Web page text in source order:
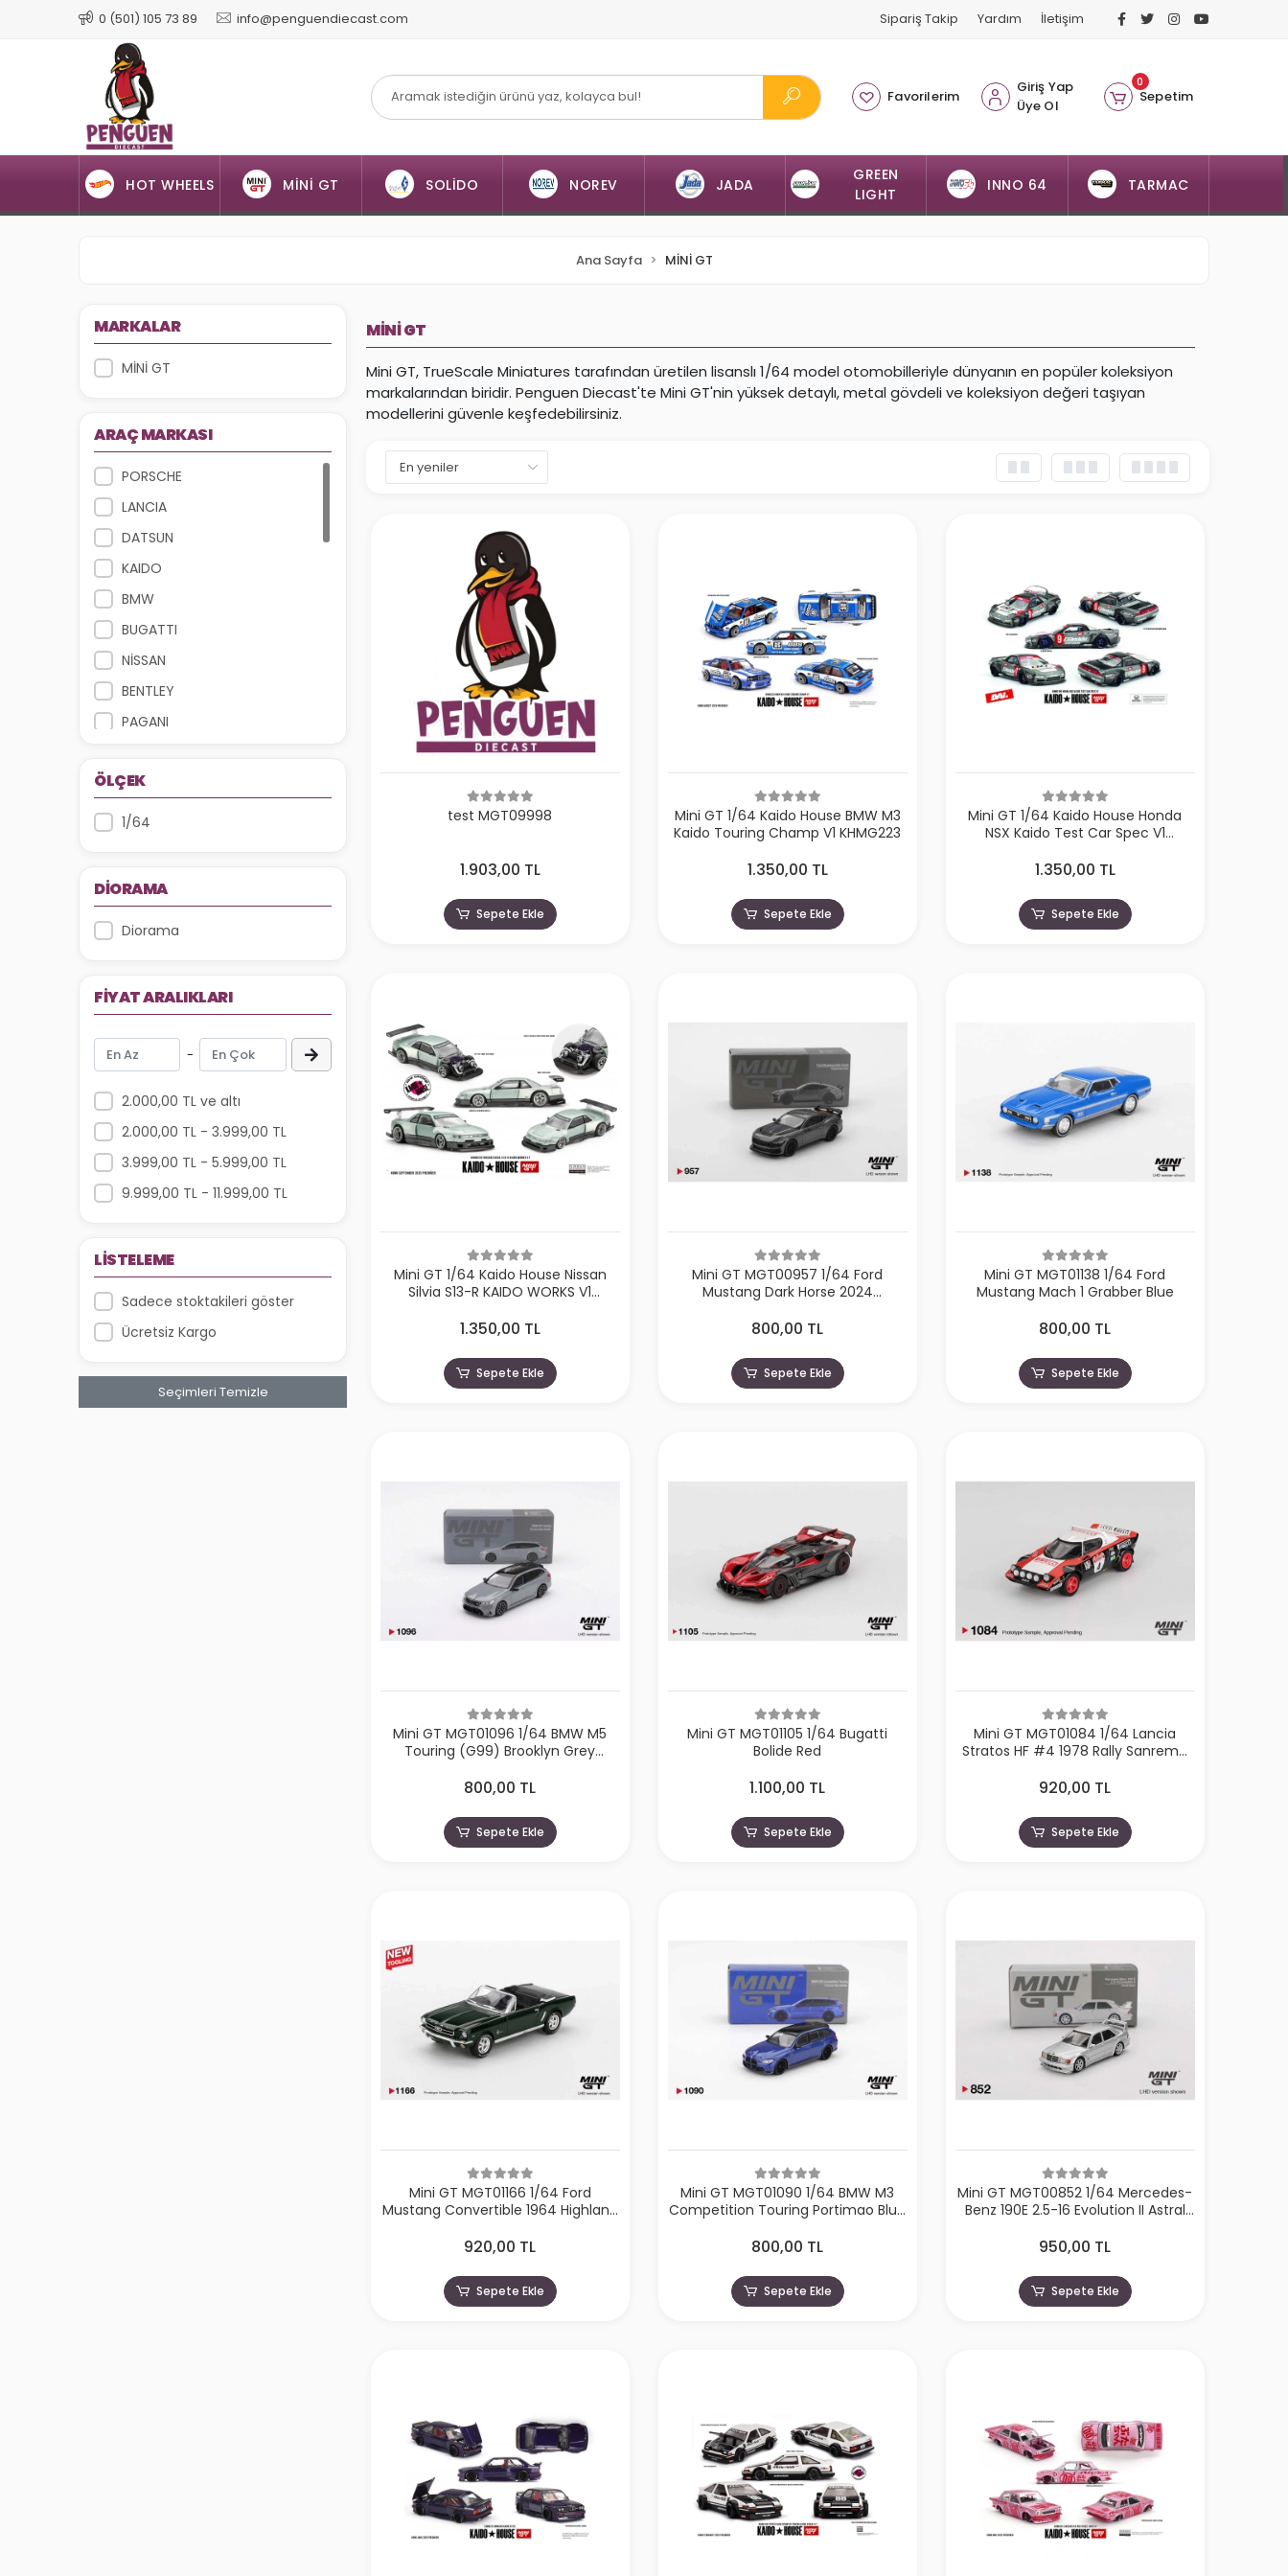
0 (501) 105 73 89 info@penguendiecast.com Sipariş Takip Yardım İletişim
Favorilerim
Giriş Yap
Üye Ol
0
Sepetim
HOT WHEELS MİNİ GT SOLİDO NOREV JADA
GREEN
LIGHT
INNO 64 TARMAC
Ana Sayfa MİNİ GT
MARKALAR
MİNİ GT
ARAÇ MARKASI
PORSCHE
LANCIA
DATSUN
KAIDO
BMW
BUGATTI
NİSSAN
BENTLEY
PAGANI
MCLAREN
AUDI
RUF
HONDA
MAZDA
SUBARU
VOLKSWAGEN
HYUNDAI
ÖLÇEK
1/64
DIORAMA
Diorama
FIYAT ARALIKLARI
-
2.000,00 TL ve altı
2.000,00 TL - 3.999,00 TL
3.999,00 TL - 5.999,00 TL
9.999,00 TL - 11.999,00 TL
LISTELEME
Sadece stoktakileri göster
Ücretsiz Kargo
Seçimleri Temizle
MİNİ GT
Mini GT, TrueScale Miniatures tarafından üretilen lisanslı 1/64 model otomobilleriyle dünyanın en popüler koleksiyon
markalarından biridir. Penguen Diecast'te Mini GT'nin yüksek detaylı, metal gövdeli ve koleksiyon değeri taşıyan
modellerini güvenle keşfedebilirsiniz.
test MGT09998
1.903,00 TL
Sepete Ekle
Mini GT 1/64 Kaido House BMW M3
Kaido Touring Champ V1 KHMG223
1.350,00 TL
Sepete Ekle
Mini GT 1/64 Kaido House Honda
NSX Kaido Test Car Spec V1
1.350,00 TL
Sepete Ekle
Mini GT 1/64 Kaido House Nissan
Silvia S13-R KAIDO WORKS V1
1.350,00 TL
Sepete Ekle
Mini GT MGT00957 1/64 Ford
Mustang Dark Horse 2024
800,00 TL
Sepete Ekle
Mini GT MGT01138 1/64 Ford
Mustang Mach 1 Grabber Blue
800,00 TL
Sepete Ekle
Mini GT MGT01096 1/64 BMW M5
Touring (G99) Brooklyn Grey
800,00 TL
Sepete Ekle
Mini GT MGT01105 1/64 Bugatti
Bolide Red
1.100,00 TL
Sepete Ekle
Mini GT MGT01084 1/64 Lancia
Stratos HF #4 1978 Rally Sanremo
920,00 TL
Sepete Ekle
Mini GT MGT01166 1/64 Ford
Mustang Convertible 1964 Highland
920,00 TL
Sepete Ekle
Mini GT MGT01090 1/64 BMW M3
Competition Touring Portimao Blue
800,00 TL
Sepete Ekle
Mini GT MGT00852 1/64 Mercedes-
Benz 190E 2.5-16 Evolution II Astral
950,00 TL
Sepete Ekle